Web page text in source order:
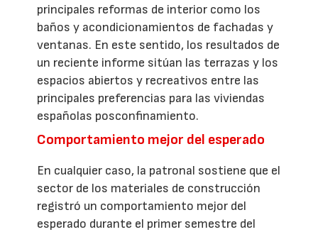
principales reformas de interior como los
baños y acondicionamientos de fachadas y
ventanas. En este sentido, los resultados de
un reciente informe sitúan las terrazas y los
espacios abiertos y recreativos entre las
principales preferencias para las viviendas
españolas posconfinamiento.
Comportamiento mejor del esperado
En cualquier caso, la patronal sostiene que el
sector de los materiales de construcción
registró un comportamiento mejor del
esperado durante el primer semestre del